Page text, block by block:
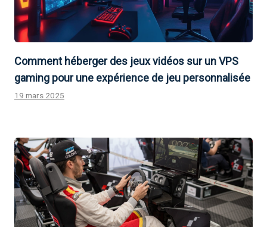
Comment héberger des jeux vidéos sur un VPS
gaming pour une expérience de jeu personnalisée
19 mars 2025